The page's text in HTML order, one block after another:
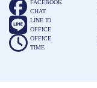
FACEBOOK
CHAT
LINE ID
OFFICE
OFFICE
TIME